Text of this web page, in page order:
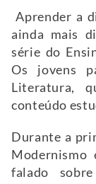
Aprender a
ainda mais
série do
Os jovens
Literatura,
conteúdo
Durante a
Modernismo
falado